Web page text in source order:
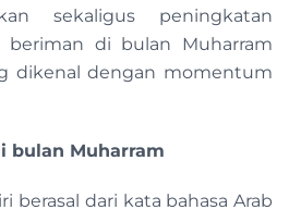
sekaligus peningkatan
di bulan Muharram
dikenal dengan momentum
bulan Muharram
berasal dari kata bahasa Arab